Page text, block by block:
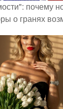
почему
о гранях